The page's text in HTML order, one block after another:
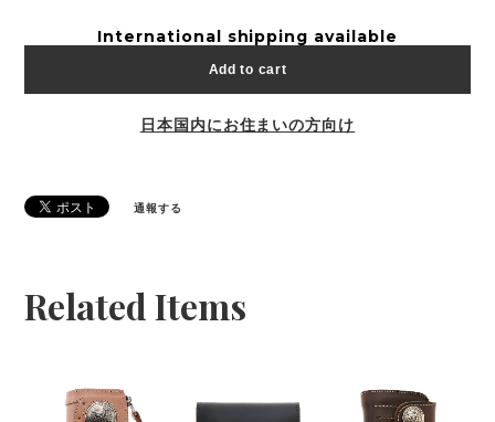
International shipping available
Add to cart
日本国内にお住まいの方向け
通報する
Related Items